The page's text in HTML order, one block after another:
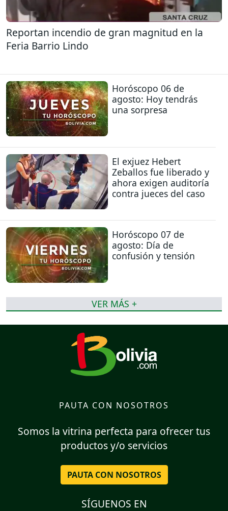
Reportan incendio de gran magnitud en la
Feria Barrio Lindo
Horóscopo 06 de
agosto: Hoy tendrás
una sorpresa
El exjuez Hebert
Zeballos fue liberado y
ahora exigen auditoría
contra jueces del caso
Horóscopo 07 de
agosto: Día de
confusión y tensión
VER MÁS +
PAUTA CON NOSOTROS
Somos la vitrina perfecta para ofrecer tus
productos y/o servicios
PAUTA CON NOSOTROS
SÍGUENOS EN